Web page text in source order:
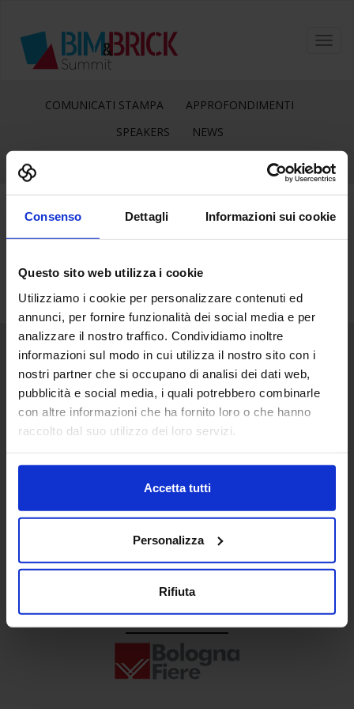
Consenso Dettagli Informazioni sui cookie
Questo sito web utilizza i cookie
Utilizziamo i cookie per personalizzare contenuti ed
annunci, per fornire funzionalità dei social media e per
analizzare il nostro traffico. Condividiamo inoltre
informazioni sul modo in cui utilizza il nostro sito con i
nostri partner che si occupano di analisi dei dati web,
pubblicità e social media, i quali potrebbero combinarle
con altre informazioni che ha fornito loro o che hanno
raccolto dal suo utilizzo dei loro servizi.
Accetta tutti
Personalizza
Rifiuta
COMUNICATI STAMPA
APPROFONDIMENTI
SPEAKERS
NEWS
Senaf srl
+ 39 02.332039460
Progetto e direzione